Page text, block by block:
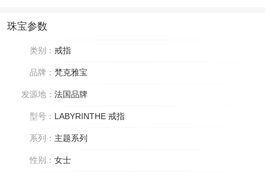
珠宝参数
类别： 戒指
品牌： 梵克雅宝
发源地： 法国品牌
型号： LABYRINTHE 戒指
系列： 主题系列
性别： 女士